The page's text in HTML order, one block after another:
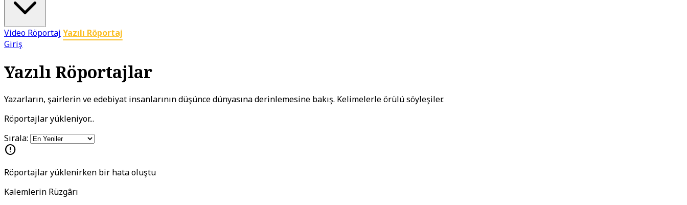
Video Röportaj Yazılı Röportaj
Giriş
Yazılı Röportajlar
Yazarların, şairlerin ve edebiyat insanlarının düşünce dünyasına derinlemesine bakış. Kelimelerle örülü söyleşiler.
Röportajlar yükleniyor...
Sırala:
error
Röportajlar yüklenirken bir hata oluştu
Kalemlerin Rüzgârı